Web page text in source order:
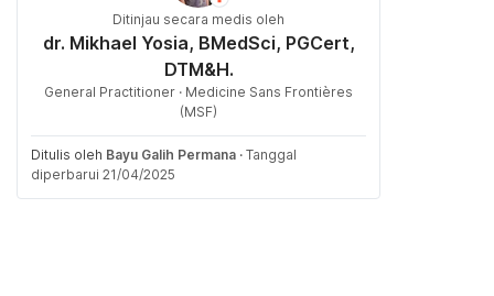
Ditinjau secara medis oleh
dr. Mikhael Yosia, BMedSci, PGCert,
DTM&H.
General Practitioner · Medicine Sans Frontières
(MSF)
Ditulis oleh Bayu Galih Permana · Tanggal
diperbarui 21/04/2025